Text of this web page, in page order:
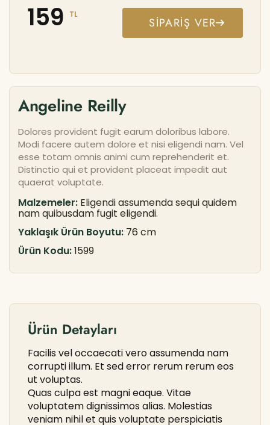
Angeline Reilly
Dolores provident fugit earum doloribus labore.
Modi facere autem dolore et nisi eligendi nam. Vel
esse totam omnis animi cum reprehenderit et.
Distinctio qui et provident placeat impedit aut
quaerat voluptate.
Malzemeler: Eligendi assumenda sequi quidem
nam quibusdam fugit eligendi.
Yaklaşık Ürün Boyutu: 76 cm
Ürün Kodu:1599
159 TL
SIPARIŞ VER
Ürün Detayları
Facilis vel occaecati vero assumenda nam
corrupti illum. Et sed error rerum rerum eos
ut voluptas.
Quas culpa est magni eaque. Vitae
voluptatem dignissimos alias. Molestias
veniam nihil et quis voluptate perspiciatis